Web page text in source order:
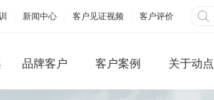
新闻中心 客户见证视频 客户评价
品牌客户 客户案例 关于动点